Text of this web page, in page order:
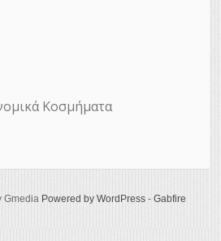
Κοσμήματα
Gmedia Powered by WordPress - Gabfire